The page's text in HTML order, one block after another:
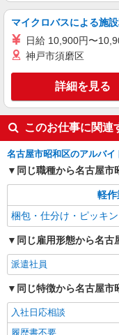
キープ
マイクロバスによる施
日給 10,900円〜
神戸市須磨区
詳細を見る
このお仕事に関連
名古屋市昭和区のアルバ
同じ職種から名古屋市
軽作
梱包・仕分け・ピッキ
同じ雇用形態から名古
派遣社員
同じ特徴から名古屋市
入社日応相談
履歴書不要